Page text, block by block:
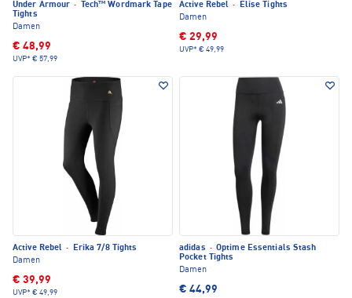
Under Armour ·
Tech™ Wordmark Tape
Tights
Damen
€ 48,99
UVP* € 57,99
Active Rebel ·
Elise Tights
Damen
€ 29,99
UVP* € 49,99
Active Rebel ·
Erika 7/8 Tights
Damen
€ 39,99
UVP* € 49,99
adidas · Optime Essentials Stash
Pocket Tights
Damen
€ 44,99